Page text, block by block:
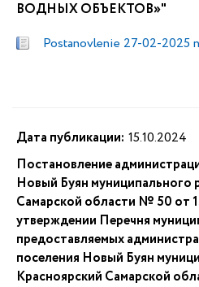
ВОДНЫХ ОБЪЕКТОВ»"
Postanovlenie 27-02-2025
Дата публикации: 15.10.2024
Постановление
Новый Буян муниципального
Самарской области № 50 от
утверждении Перечня
предоставляемых
поселения Новый Буян
Красноярский Самарской